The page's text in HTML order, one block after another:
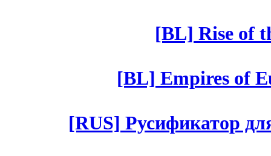
[BL] Rise of
[BL] Empires of
[RUS] Русификатор